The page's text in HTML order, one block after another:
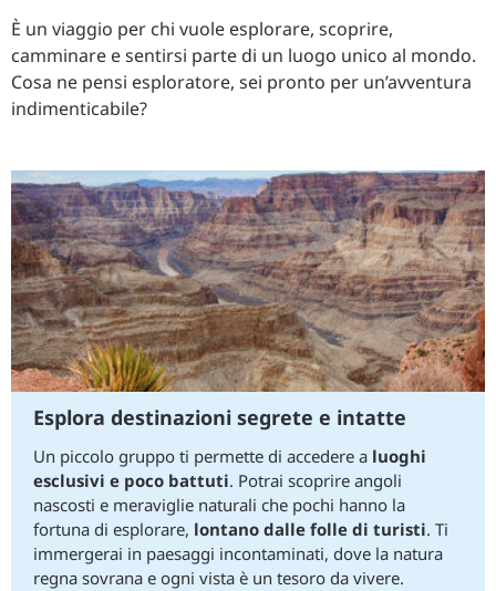
È un viaggio per chi vuole esplorare, scoprire,
camminare e sentirsi parte di un luogo unico al mondo.
Cosa ne pensi esploratore, sei pronto per un’avventura
indimenticabile?
Esplora destinazioni segrete e intatte
Un piccolo gruppo ti permette di accedere a luoghi
esclusivi e poco battuti. Potrai scoprire angoli
nascosti e meraviglie naturali che pochi hanno la
fortuna di esplorare, lontano dalle folle di turisti. Ti
immergerai in paesaggi incontaminati, dove la natura
regna sovrana e ogni vista è un tesoro da vivere.